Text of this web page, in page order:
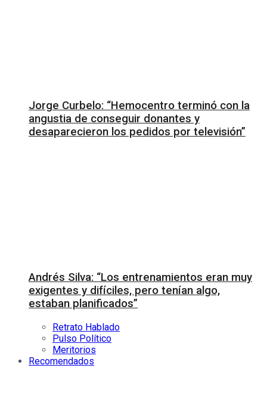
Jorge Curbelo: “Hemocentro terminó con la
angustia de conseguir donantes y
desaparecieron los pedidos por televisión”
Andrés Silva: “Los entrenamientos eran muy
exigentes y difíciles, pero tenían algo,
estaban planificados”
Retrato Hablado
Pulso Político
Meritorios
Recomendados